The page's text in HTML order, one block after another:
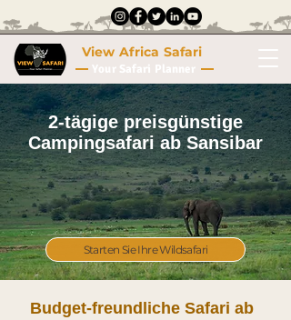
View Africa Safari
Your Safari Planner
2-tägige preisgünstige
Campingsafari ab Sansibar
Starten Sie Ihre Wildsafari
Budget-freundliche Safari ab